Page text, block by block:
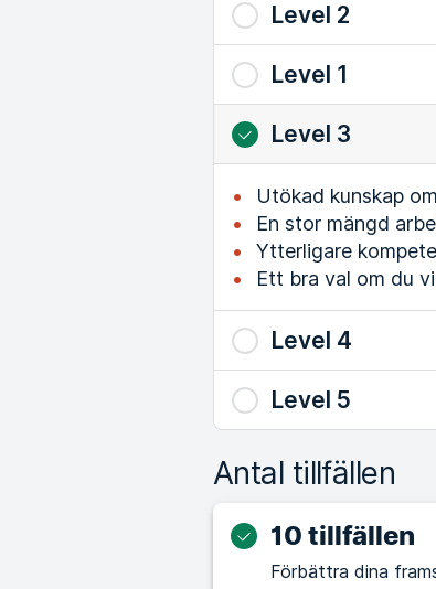
Level 2
Level 1
Level 3
Utökad kunskap
En stor mängd
Ytterligare
Ett bra val om du
Level 4
Level 5
Antal tillfällen
10 tillfällen
Förbättra dina